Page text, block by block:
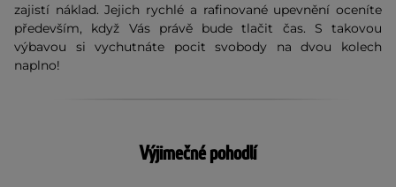
zajistí náklad. Jejich rychlé a rafinované upevnění oceníte
především, když Vás právě bude tlačit čas. S takovou
výbavou si vychutnáte pocit svobody na dvou kolech
naplno!
Výjimečné pohodlí